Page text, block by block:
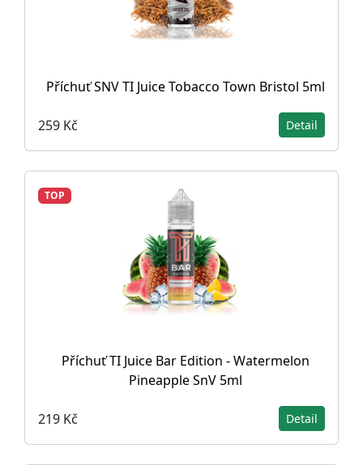
Příchuť SNV TI Juice Tobacco Town Bristol 5ml
259 Kč Detail
TOP
Příchuť TI Juice Bar Edition - Watermelon
Pineapple SnV 5ml
219 Kč Detail